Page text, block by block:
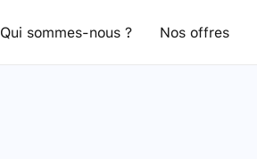
Qui sommes-nous ? Nos offres